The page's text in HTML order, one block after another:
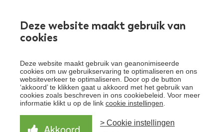
Deze website maakt gebruik van
cookies
Deze website maakt gebruik van geanonimiseerde
cookies om uw gebruikservaring te optimaliseren en ons
websiteverkeer te optimaliseren. Door op de button
‘akkoord’ te klikken gaat u akkoord met het gebruik van
cookies zoals beschreven in ons cookiebeleid. Voor meer
informatie klikt u op de link cookie instellingen
> Cookie instellingen
Over Santeon
Waardegedreven zorg
aanpak
Samen Beter
Schrijf je in voor de nieuwsbrief
Schrijf je in voor onze nieuwsbrief en ontvang het
laatste nieuws!